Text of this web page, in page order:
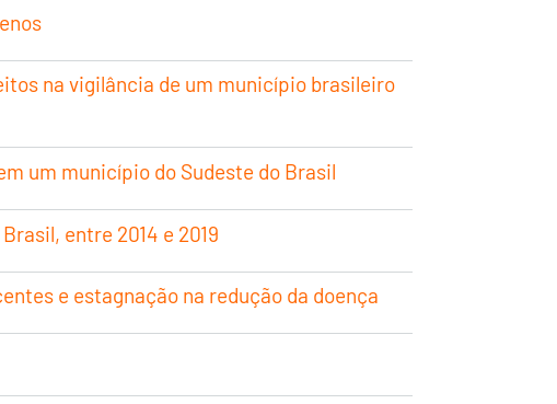
na vigilância de um município brasileiro
um município do Sudeste do Brasil
entre 2014 e 2019
e estagnação na redução da doença